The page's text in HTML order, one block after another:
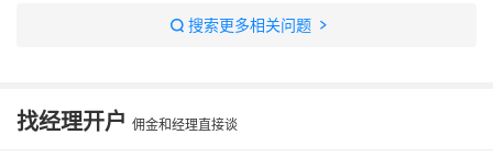
6万的基金一天亏了3000多
搜索更多相关问题
找经理开户 佣金和经理直接谈